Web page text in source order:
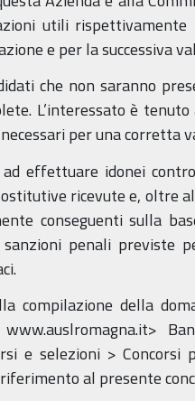
utili rispettivamente
e per la successiva
che non saranno
L’interessato è
per una corretta
ad effettuare idonei
ricevute e, oltre
conseguenti sulla
sanzioni penali
compilazione della
e selezioni >
al presente